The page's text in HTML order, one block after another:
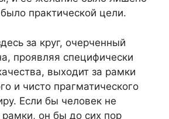
практической цели.
за круг, очерченный
проявляя специфически
выходит за рамки
и чисто прагматического
Если бы человек не
рамки, он бы до сих пор